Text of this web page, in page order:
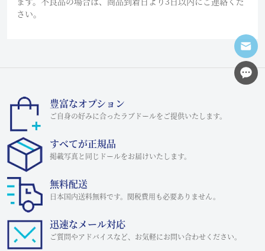
さい。
豊富なオプション
ご自身の好みに合ったラブドールをご提供いたします。
すべてが正規品
掲載写真と同じドールをお届けいたします。
無料配送
日本国内送料無料です。関税費用も必要ありません。
迅速なメール対応
ご質問やアドバイスなど、お気軽にお問い合わせください。